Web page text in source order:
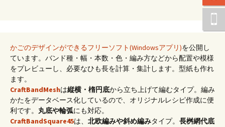
かごのデザインができるフリーソフト(Windowsアプリ)を公開し
ています。バンド種・幅・本数・色・編み方などから配置や模様
をプレビューし、必要なひも長を計算・集計します。型紙も作れ
ます。
CraftBandMeshは縦横・楕円底から立ち上げて編むタイプ。編み
かたをデータベース化しているので、オリジナルレシピ作成に便
利です。 丸底や輪弧にも対応。
CraftBandSquare45は、 北欧編みや斜め編みタイプ。 長桝網代底